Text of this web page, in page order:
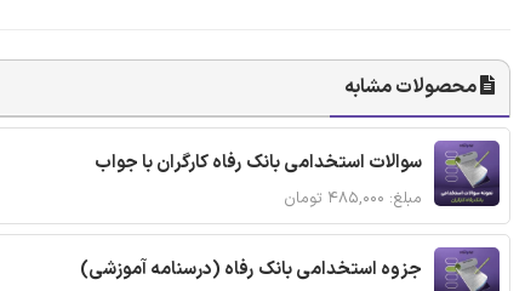
محصولات مشابه
سوالات استخدامی بانک رفاه کارگران با جواب
مبلغ: ۴۸۵,۰۰۰ تومان
جزوه استخدامی بانک رفاه (درسنامه آموزشی)